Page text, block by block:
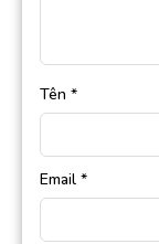
Tên *
Email *